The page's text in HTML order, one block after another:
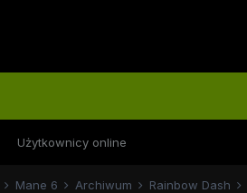
Użytkownicy online
Mane 6 Archiwum Rainbow Dash